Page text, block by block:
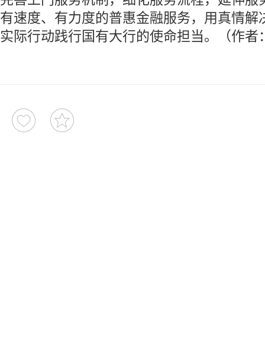
有速度、有力度的普惠金融服务，用真情解
实际行动践行国有大行的使命担当。（作者